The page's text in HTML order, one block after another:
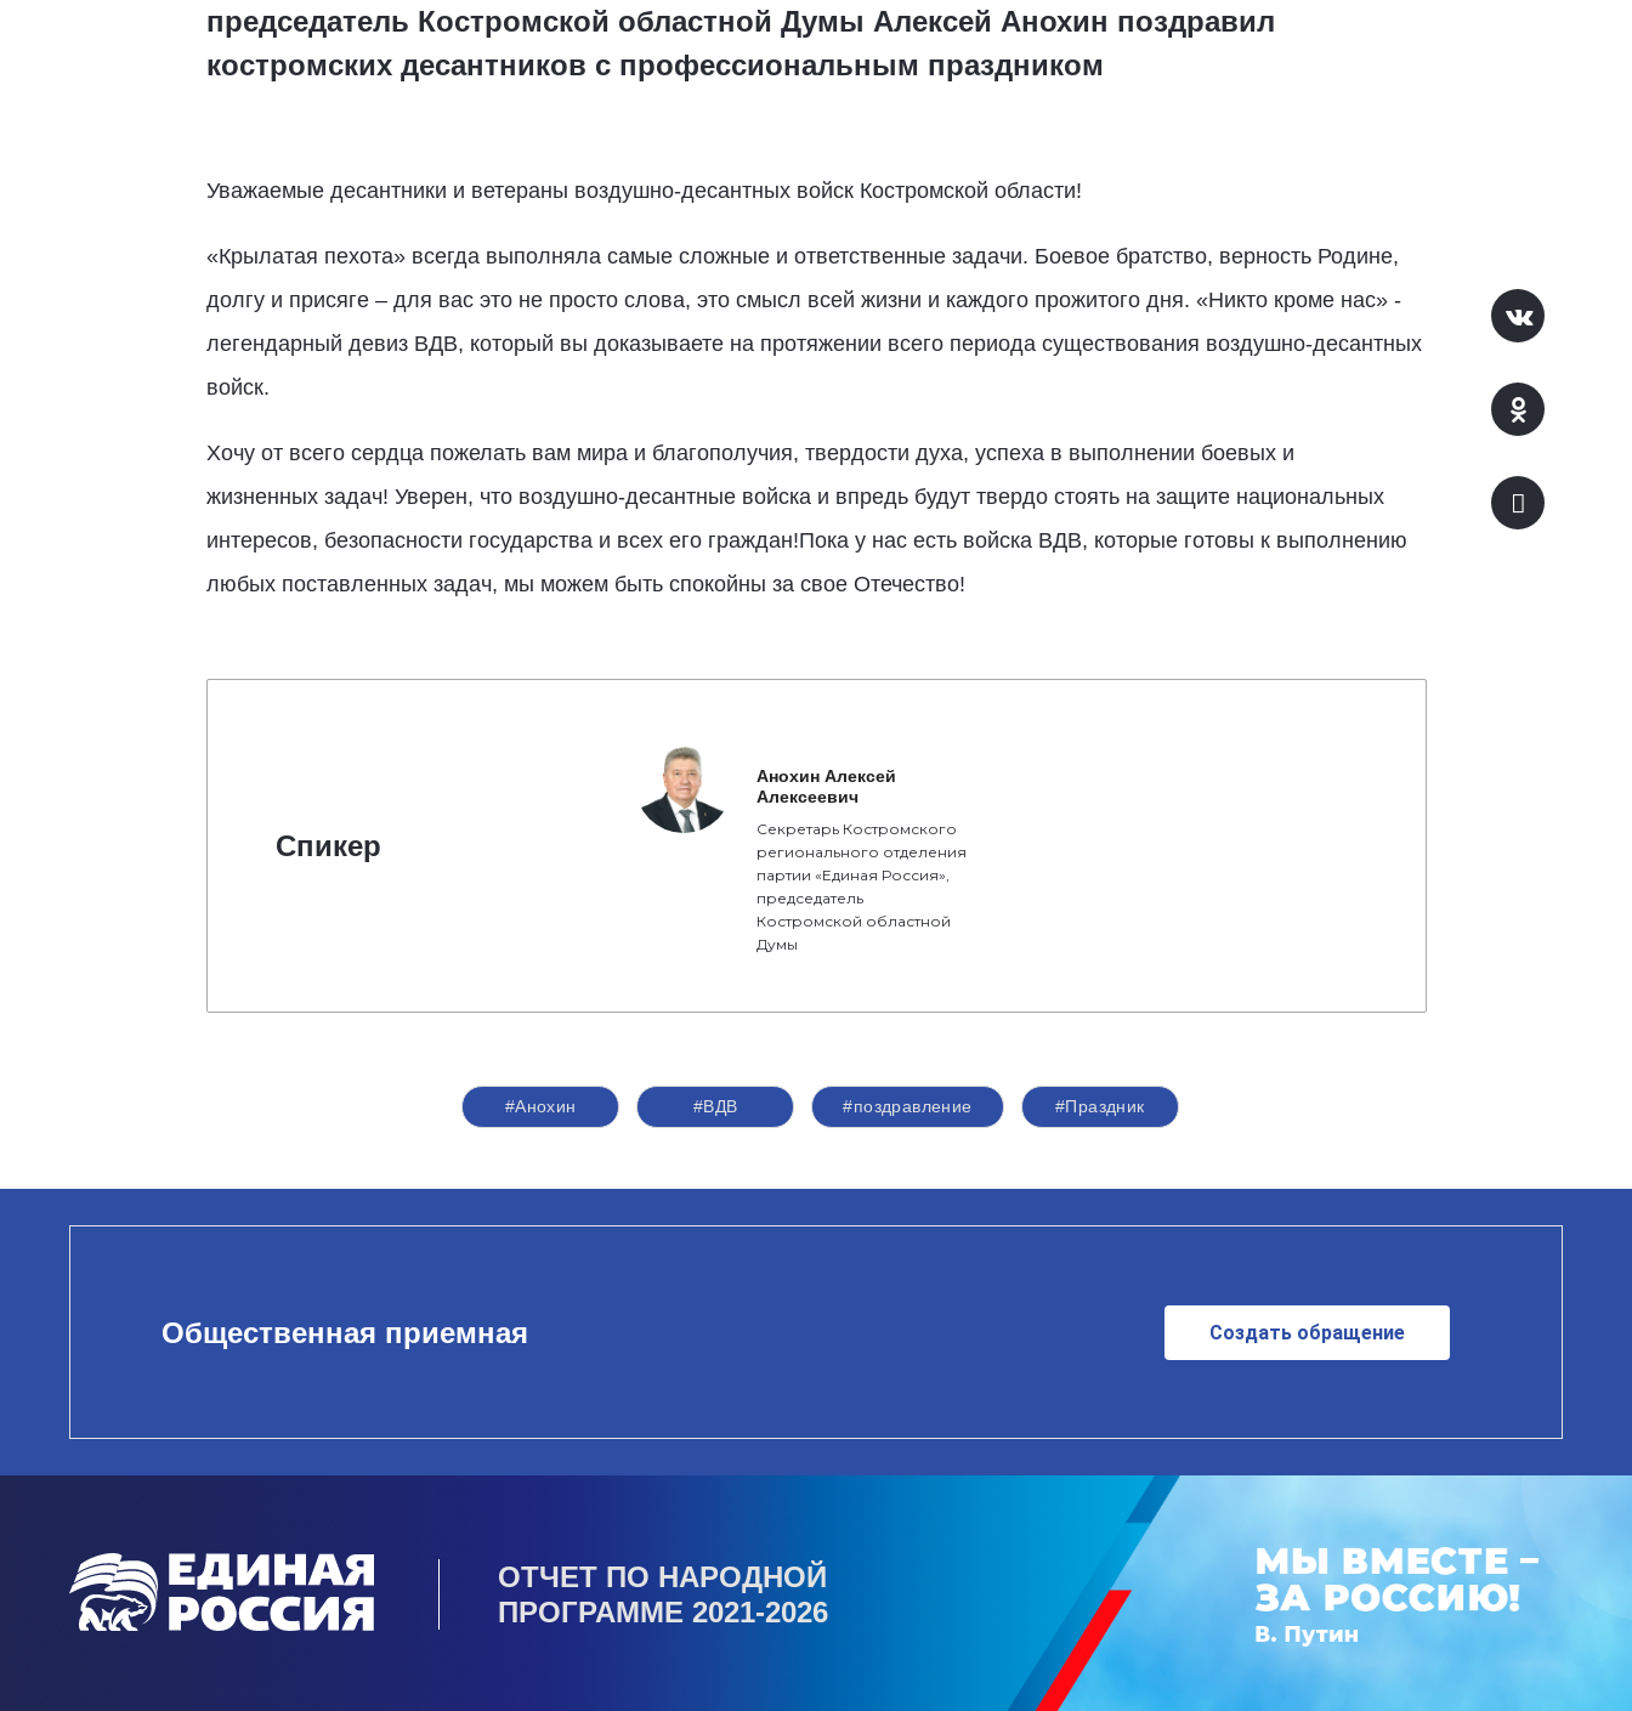
председатель Костромской областной Думы Алексей Анохин поздравил
костромских десантников с профессиональным праздником
Уважаемые десантники и ветераны воздушно-десантных войск Костромской области!
«Крылатая пехота» всегда выполняла самые сложные и ответственные задачи. Боевое братство, верность Родине,
долгу и присяге – для вас это не просто слова, это смысл всей жизни и каждого прожитого дня. «Никто кроме нас» -
легендарный девиз ВДВ, который вы доказываете на протяжении всего периода существования воздушно-десантных
войск.
Хочу от всего сердца пожелать вам мира и благополучия, твердости духа, успеха в выполнении боевых и
жизненных задач! Уверен, что воздушно-десантные войска и впредь будут твердо стоять на защите национальных
интересов, безопасности государства и всех его граждан!Пока у нас есть войска ВДВ, которые готовы к выполнению
любых поставленных задач, мы можем быть спокойны за свое Отечество!
Спикер
Анохин Алексей
Алексеевич
Секретарь Костромского
регионального отделения
партии «Единая Россия»,
председатель
Костромской областной
Думы
#Анохин #ВДВ #поздравление #Праздник
Общественная приемная Создать обращение
ОТЧЕТ ПО НАРОДНОЙ
ПРОГРАММЕ 2021-2026